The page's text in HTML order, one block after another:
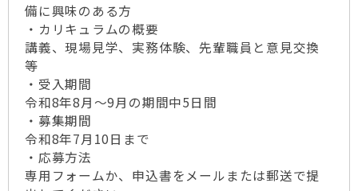
備に興味のある方
・カリキュラムの概要
講義、現場見学、実務体験、先輩職員と意見交換
等
・受入期間
令和8年8月～9月の期間中5日間
・募集期間
令和8年7月10日まで
・応募方法
専用フォームか、申込書をメールまたは郵送で提